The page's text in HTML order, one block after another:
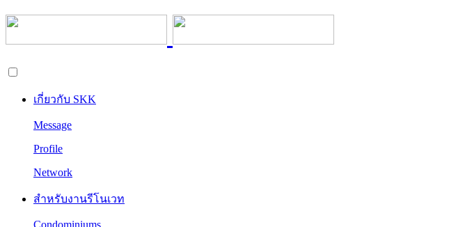
เกี่ยวกับ SKK
Message
Profile
Network
สำหรับงานรีโนเวท
Condominiums